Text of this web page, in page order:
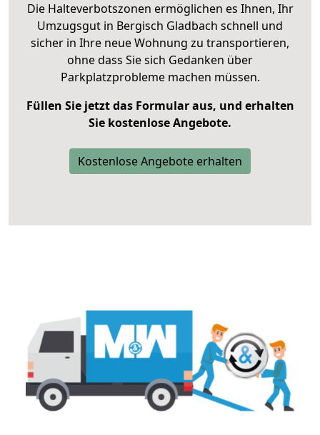
Die Halteverbotszonen ermöglichen es Ihnen, Ihr
Umzugsgut in Bergisch Gladbach schnell und
sicher in Ihre neue Wohnung zu transportieren,
ohne dass Sie sich Gedanken über
Parkplatzprobleme machen müssen.
Füllen Sie jetzt das Formular aus, und erhalten
Sie kostenlose Angebote.
Kostenlose Angebote erhalten